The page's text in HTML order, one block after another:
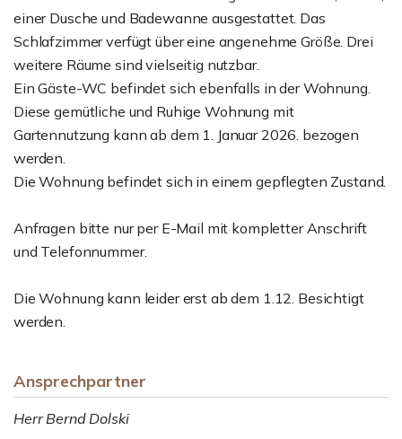
einer Dusche und Badewanne ausgestattet. Das
Schlafzimmer verfügt über eine angenehme Größe. Drei
weitere Räume sind vielseitig nutzbar.
Ein Gäste-WC befindet sich ebenfalls in der Wohnung.
Diese gemütliche und Ruhige Wohnung mit
Gartennutzung kann ab dem 1. Januar 2026. bezogen
werden.
Die Wohnung befindet sich in einem gepflegten Zustand.
Anfragen bitte nur per E-Mail mit kompletter Anschrift
und Telefonnummer.
Die Wohnung kann leider erst ab dem 1.12. Besichtigt
werden.
Ansprechpartner
Herr Bernd Dolski